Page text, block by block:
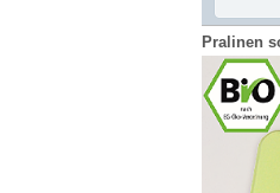
Pralinen